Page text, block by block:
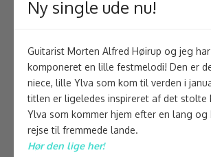
Ny single ude nu!
Guitarist Morten Alfred Høirup og jeg
komponeret en lille festmelodi! Den er
niece, lille Ylva som kom til verden i
titlen er ligeledes inspireret af det stolte
Ylva som kommer hjem efter en lang og
rejse til fremmede lande.
Hør den lige her!